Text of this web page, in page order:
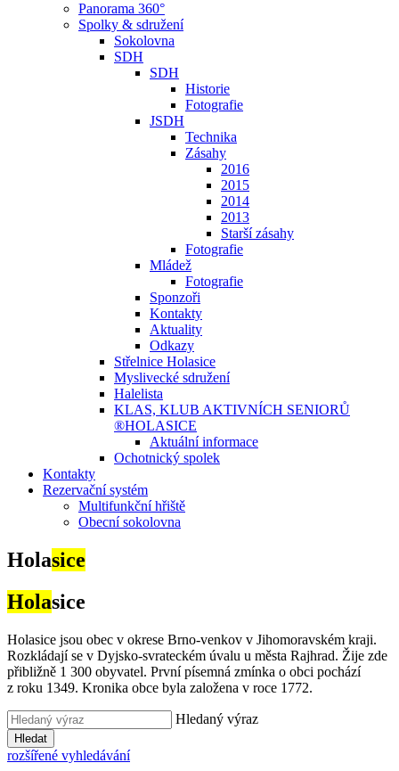
Panorama 360°
Spolky & sdružení
Sokolovna
SDH
SDH
Historie
Fotografie
JSDH
Technika
Zásahy
2016
2015
2014
2013
Starší zásahy
Fotografie
Mládež
Fotografie
Sponzoři
Kontakty
Aktuality
Odkazy
Střelnice Holasice
Myslivecké sdružení
Halelista
KLAS, KLUB AKTIVNÍCH SENIORŮ
®HOLASICE
Aktuální informace
Ochotnický spolek
Kontakty
Rezervační systém
Multifunkční hřiště
Obecní sokolovna
Holasice
Holasice
Holasice jsou obec v okrese Brno-venkov v Jihomoravském kraji.
Rozkládají se v Dyjsko-svrateckém úvalu u města Rajhrad. Žije zde
přibližně 1 300 obyvatel. První písemná zmínka o obci pochází
z roku 1349. Kronika obce byla založena v roce 1772.
Hledaný výraz
Hledat
rozšířené vyhledávání